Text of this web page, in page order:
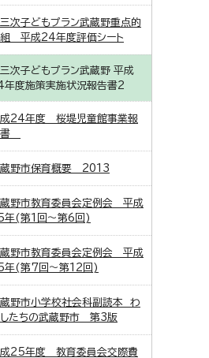
次子どもプラン武蔵野重点的
平成24年度評価シート
次子どもプラン武蔵野 平成
年度施策実施状況報告書2
24年度 桜堤児童館事業報
書
野市保育概要 2013
野市教育委員会定例会 平成
年(第1回～第6回)
野市教育委員会定例会 平成
年(第7回～第12回)
野市小学校社会科副読本 わ
たちの武蔵野市 第3版
25年度 教育委員会交際費